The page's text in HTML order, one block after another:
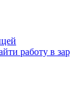
работу в